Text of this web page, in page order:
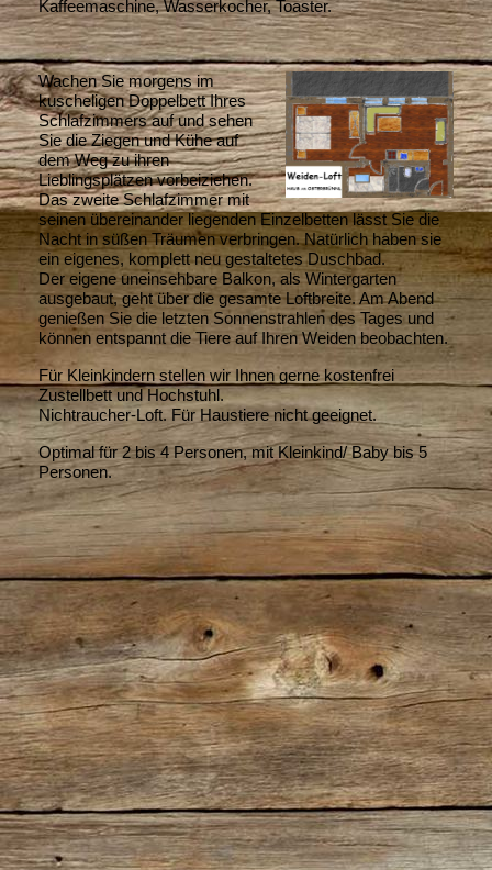
Kaffeemaschine, Wasserkocher, Toaster.
Wachen Sie morgens im
kuscheligen Doppelbett Ihres
Schlafzimmers auf und sehen
Sie die Ziegen und Kühe auf
dem Weg zu ihren
Lieblingsplätzen vorbeiziehen.
Das zweite Schlafzimmer mit
seinen übereinander liegenden Einzelbetten lässt Sie die
Nacht in süßen Träumen verbringen. Natürlich haben sie
ein eigenes, komplett neu gestaltetes Duschbad.
Der eigene uneinsehbare Balkon, als Wintergarten
ausgebaut, geht über die gesamte Loftbreite. Am Abend
genießen Sie die letzten Sonnenstrahlen des Tages und
können entspannt die Tiere auf Ihren Weiden beobachten.
Für Kleinkindern stellen wir Ihnen gerne kostenfrei
Zustellbett und Hochstuhl.
Nichtraucher-Loft. Für Haustiere nicht geeignet.
Optimal für 2 bis 4 Personen, mit Kleinkind/ Baby bis 5
Personen.